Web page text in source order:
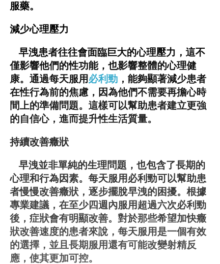
服藥。
減少心理壓力
早洩患者往往會面臨巨大的心理壓力，這不
僅影響他們的性功能，也影響整體的心理健
康。通過每天服用必利勁 ，能夠顯著減少患者
在性行為前的焦慮，因為他們不需要再擔心時
間上的準備問題。這樣可以幫助患者建立更強
的自信心，進而提升性生活質量。
持續改善癥狀
早洩並非單純的生理問題，也包含了長期的
心理和行為因素。每天服用必利勁可以幫助患
者慢慢改善癥狀，逐步擺脫早洩的困擾。根據
專業建議，在至少四週內服用超過六次必利勁
後，症狀會有明顯改善。對於那些希望加快癥
狀改善速度的患者來說，每天服用是一個有效
的選擇，並且長期服用還有可能改變射精反
應，使其更加可控。